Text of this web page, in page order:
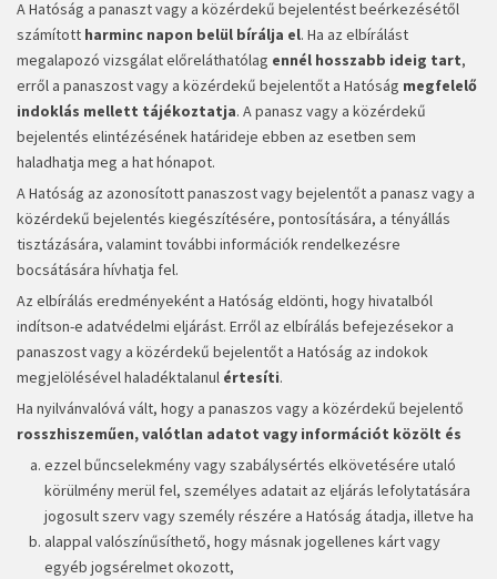
A Hatóság a panaszt vagy a közérdekű bejelentést beérkezésétől
számított harminc napon belül bírálja el. Ha az elbírálást
megalapozó vizsgálat előreláthatólag ennél hosszabb ideig tart,
erről a panaszost vagy a közérdekű bejelentőt a Hatóság megfelelő
indoklás mellett tájékoztatja. A panasz vagy a közérdekű
bejelentés elintézésének határideje ebben az esetben sem
haladhatja meg a hat hónapot.
A Hatóság az azonosított panaszost vagy bejelentőt a panasz vagy a
közérdekű bejelentés kiegészítésére, pontosítására, a tényállás
tisztázására, valamint további információk rendelkezésre
bocsátására hívhatja fel.
Az elbírálás eredményeként a Hatóság eldönti, hogy hivatalból
indítson-e adatvédelmi eljárást. Erről az elbírálás befejezésekor a
panaszost vagy a közérdekű bejelentőt a Hatóság az indokok
megjelölésével haladéktalanul értesíti.
Ha nyilvánvalóvá vált, hogy a panaszos vagy a közérdekű bejelentő
rosszhiszeműen, valótlan adatot vagy információt közölt és
ezzel bűncselekmény vagy szabálysértés elkövetésére utaló
körülmény merül fel, személyes adatait az eljárás lefolytatására
jogosult szerv vagy személy részére a Hatóság átadja, illetve ha
alappal valószínűsíthető, hogy másnak jogellenes kárt vagy
egyéb jogsérelmet okozott,